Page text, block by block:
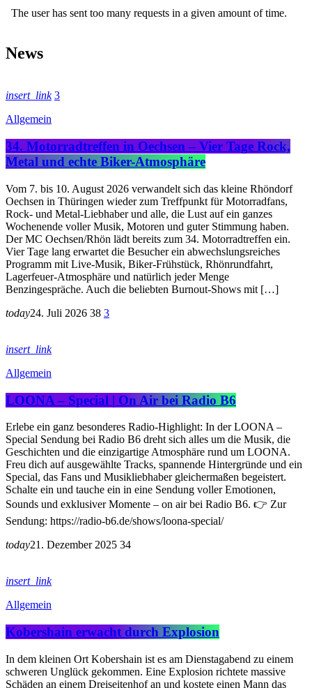
News
insert_link 3
Allgemein
34. Motorradtreffen in Oechsen – Vier Tage Rock,
Metal und echte Biker-Atmosphäre
Vom 7. bis 10. August 2026 verwandelt sich das kleine Rhöndorf
Oechsen in Thüringen wieder zum Treffpunkt für Motorradfans,
Rock- und Metal-Liebhaber und alle, die Lust auf ein ganzes
Wochenende voller Musik, Motoren und guter Stimmung haben.
Der MC Oechsen/Rhön lädt bereits zum 34. Motorradtreffen ein.
Vier Tage lang erwartet die Besucher ein abwechslungsreiches
Programm mit Live-Musik, Biker-Frühstück, Rhönrundfahrt,
Lagerfeuer-Atmosphäre und natürlich jeder Menge
Benzingespräche. Auch die beliebten Burnout-Shows mit […]
today24. Juli 2026 38 3
insert_link
Allgemein
LOONA – Special | On Air bei Radio B6
Erlebe ein ganz besonderes Radio-Highlight: In der LOONA –
Special Sendung bei Radio B6 dreht sich alles um die Musik, die
Geschichten und die einzigartige Atmosphäre rund um LOONA.
Freu dich auf ausgewählte Tracks, spannende Hintergründe und ein
Special, das Fans und Musikliebhaber gleichermaßen begeistert.
Schalte ein und tauche ein in eine Sendung voller Emotionen,
Sounds und exklusiver Momente – on air bei Radio B6. 👉 Zur
Sendung: https://radio-b6.de/shows/loona-special/
today21. Dezember 2025 34
insert_link
Allgemein
Kobershain erwacht durch Explosion
In dem kleinen Ort Kobershain ist es am Dienstagabend zu einem
schweren Unglück gekommen. Eine Explosion richtete massive
Schäden an einem Dreiseitenhof an und kostete einen Mann das